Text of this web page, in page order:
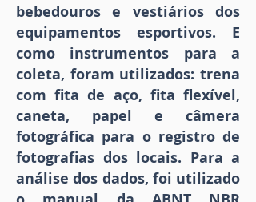
bebedouros e vestiários dos
equipamentos esportivos. E
como instrumentos para a
coleta, foram utilizados: trena
com fita de aço, fita flexível,
caneta, papel e câmera
fotográfica para o registro de
fotografias dos locais. Para a
análise dos dados, foi utilizado